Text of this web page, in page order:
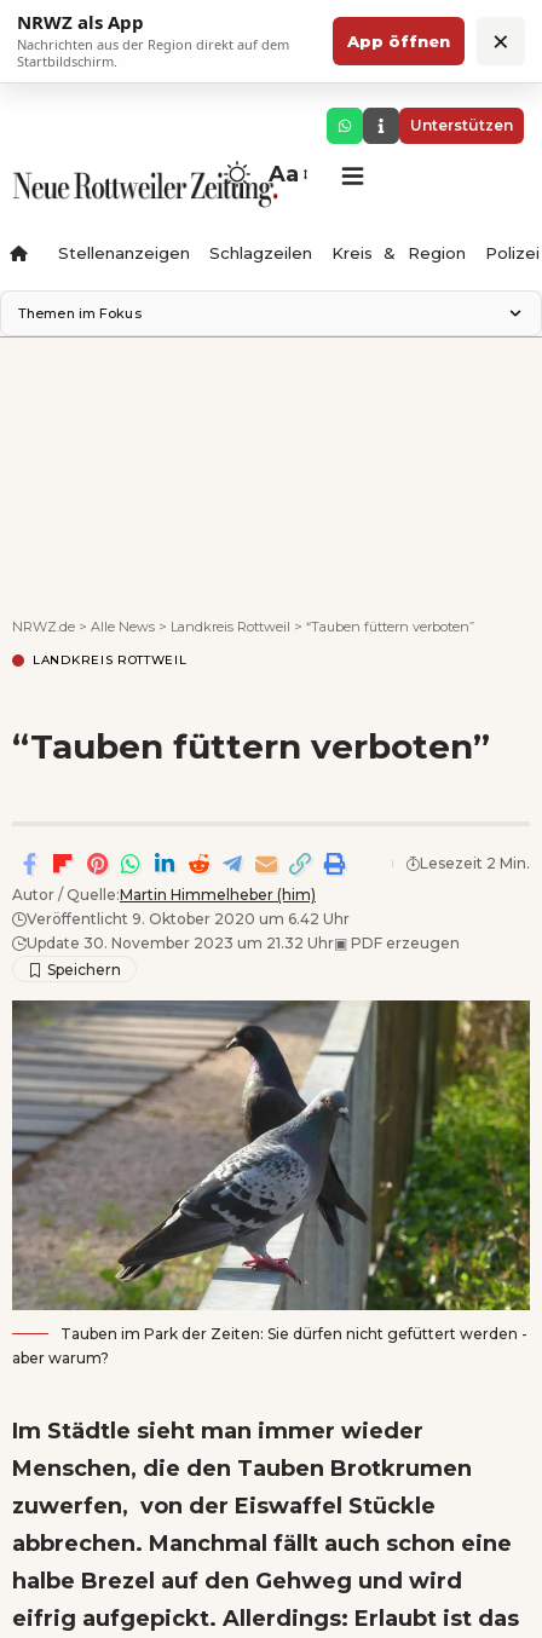
NRWZ als App
Nachrichten aus der Region direkt auf dem
Startbildschirm.
App öffnen ×
Unterstützen
Aa
Stellenanzeigen Schlagzeilen Kreis & Region Polizei
Themen im Fokus
NRWZ.de > Alle News > Landkreis Rottweil > “Tauben füttern verboten”
LANDKREIS ROTTWEIL
“Tauben füttern verboten”
Autor / Quelle:Martin Himmelheber (him)
Veröffentlicht 9. Oktober 2020 um 6.42 Uhr
Update 30. November 2023 um 21.32 Uhr▣ PDF erzeugen
Lesezeit 2 Min.
Tauben im Park der Zeiten: Sie dürfen nicht gefüttert werden -
aber warum?
Im Städtle sieht man immer wieder
Menschen, die den Tauben Brotkrumen
zuwerfen, von der Eiswaffel Stückle
abbrechen. Manchmal fällt auch schon eine
halbe Brezel auf den Gehweg und wird
eifrig aufgepickt. Allerdings: Erlaubt ist das